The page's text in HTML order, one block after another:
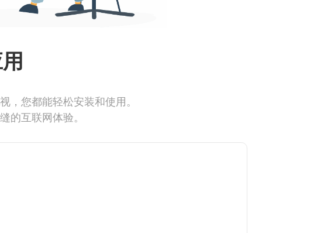
您都能轻松安装和使用。
的互联网体验。